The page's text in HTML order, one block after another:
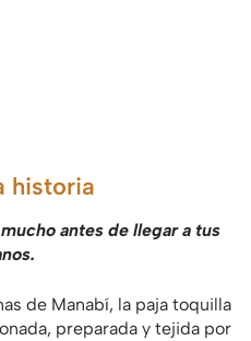
historia
antes de llegar a tus
de Manabí, la paja toquilla
preparada y tejida por